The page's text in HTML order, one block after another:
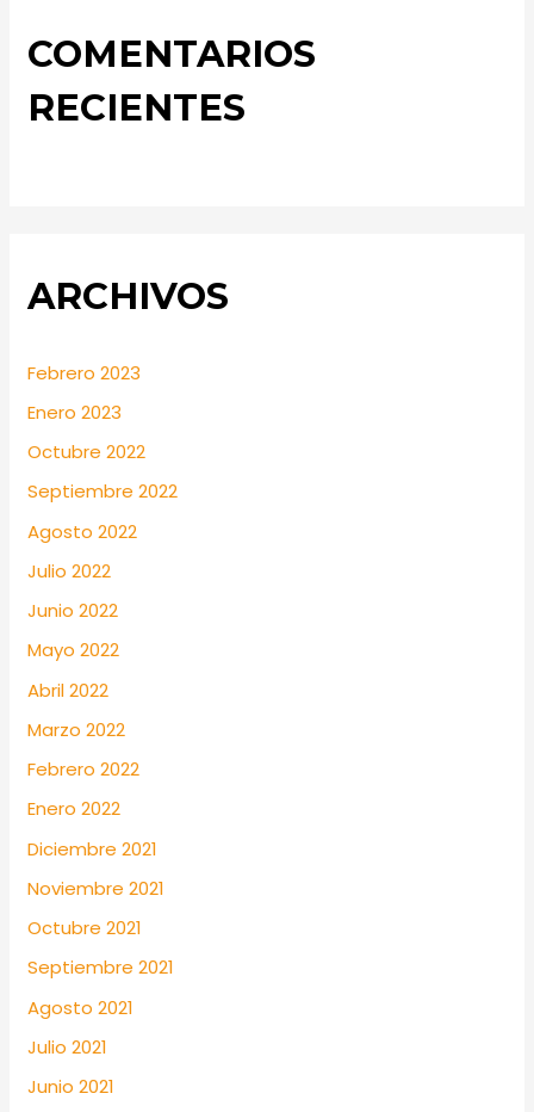
COMENTARIOS
RECIENTES
ARCHIVOS
Febrero 2023
Enero 2023
Octubre 2022
Septiembre 2022
Agosto 2022
Julio 2022
Junio 2022
Mayo 2022
Abril 2022
Marzo 2022
Febrero 2022
Enero 2022
Diciembre 2021
Noviembre 2021
Octubre 2021
Septiembre 2021
Agosto 2021
Julio 2021
Junio 2021